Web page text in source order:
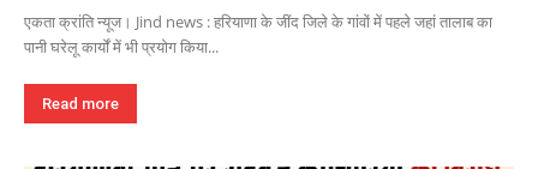
एकता क्रांति न्यूज। Jind news : हरियाणा के जींद जिले के गांवों में पहले जहां तालाब का
पानी घरेलू कार्यों में भी प्रयोग किया...
Read more